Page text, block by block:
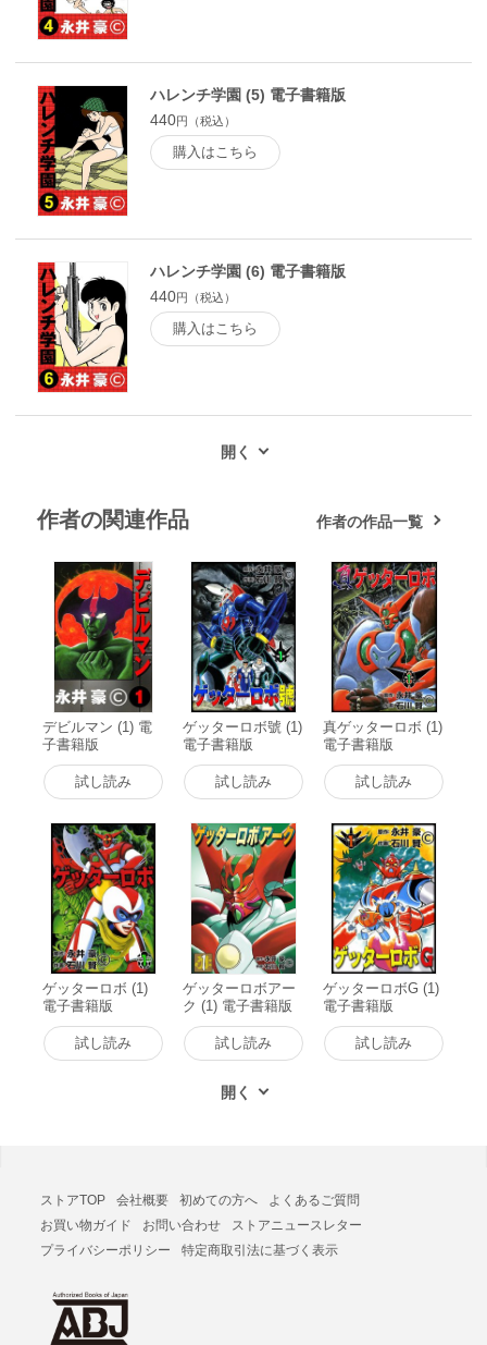
ハレンチ学園 (5) 電子書籍版
440円（税込）
購入はこちら
ハレンチ学園 (6) 電子書籍版
440円（税込）
購入はこちら
作者の関連作品 作者の作品一覧
デビルマン (1) 電
子書籍版
試し読み
ゲッターロボ號 (1)
電子書籍版
試し読み
真ゲッターロボ (1)
電子書籍版
試し読み
ゲッターロボ (1)
電子書籍版
試し読み
ゲッターロボアー
ク (1) 電子書籍版
試し読み
ゲッターロボG (1)
電子書籍版
試し読み
ストアTOP 会社概要 初めての方へ
よくあるご質問
お買い物ガイド
お問い合わせ
ストアニュースレター
プライバシーポリシー
特定商取引法に基づく表示